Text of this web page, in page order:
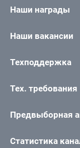
Наши награды
Наши вакансии
Техподдержка
Тех. требования
Предвыборная
Статистика